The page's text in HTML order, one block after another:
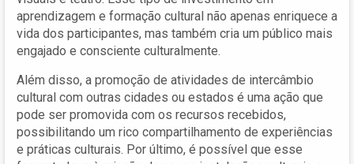
aprendizagem e formação cultural não apenas enriquece a
vida dos participantes, mas também cria um público mais
engajado e consciente culturalmente.
Além disso, a promoção de atividades de intercâmbio
cultural com outras cidades ou estados é uma ação que
pode ser promovida com os recursos recebidos,
possibilitando um rico compartilhamento de experiências
e práticas culturais. Por último, é possível que esse